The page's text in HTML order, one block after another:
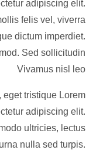
adipiscing elit.
felis vel, viverra
dictum imperdiet.
Sed sollicitudin
Vivamus nisl leo
tristique Lorem
adipiscing elit.
ultricies, lectus
nulla sed turpis.